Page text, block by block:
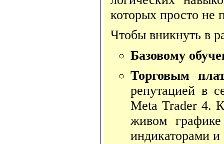
которых просто не
Чтобы вникнуть в
Базовому
Торговым
репутацией в
Meta Trader 4.
живом
индикаторами и